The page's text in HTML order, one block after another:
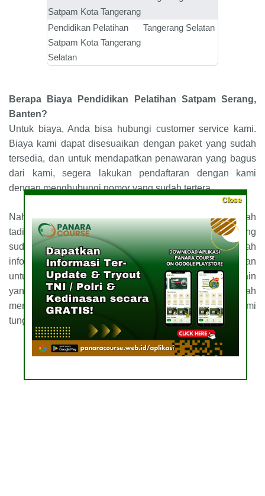
Satpam Kota Tangerang
Pendidikan Pelatihan
Satpam Kota Tangerang
Selatan
Tangerang Selatan
Berapa Biaya Pendidikan Pelatihan SatpamSerang,
Banten?
Untuk biaya, Anda bisa hubungi customer service kami.
Biaya kami dapat disesuaikan dengan paket yang sudah
tersedia, dan untuk mendapatkan penawaran yang bagus
dari kami, segera lakukan pendaftaran dengan kami
dengan menghubungi nomor yang sudah tertera.
Nah, para pembaca sekalian, bagaimana? Itulah
tadi
Pendidikan Pelatihan SatpamSerang, Bantenyang
sudah membuat banyak orang penasaran. Apakah
informasi tadi sudah menjadi jawaban yang memuaskan
untuk kalian? Anda bisa membaca artikel kami yang lain
yang bisa kalian klik
. Terima kasih sudah
menyempatkan membaca, sampai jumpa lain waktu. Kami
tunggu kerja samanya.
Close